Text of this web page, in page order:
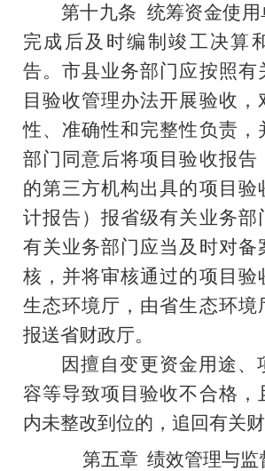
第十九条 统筹资金使用
完成后及时编制竣工决算
告。市县业务部门应按照有
目验收管理办法开展验收，
性、准确性和完整性负责，
部门同意后将项目验收报告
的第三方机构出具的项目验
计报告）报省级有关业务部
有关业务部门应当及时对备
核，并将审核通过的项目验
生态环境厅，由省生态环境
报送省财政厅。
因擅自变更资金用途、
容等导致项目验收不合格，
内未整改到位的，追回有关财
第五章 绩效管理与监